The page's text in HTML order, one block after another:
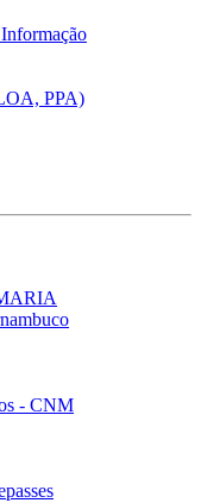
PPA)
- CNM